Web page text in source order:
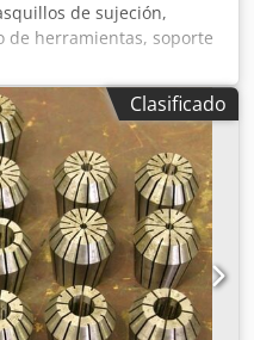
de sujeción,
de herramientas, soporte
fresas, herramienta de
A Stke Aipok -
-Peso: 0,8 kgClasificado